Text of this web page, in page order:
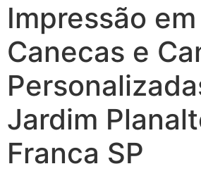
Impressão em
Canecas e
Jardim
Franca SP